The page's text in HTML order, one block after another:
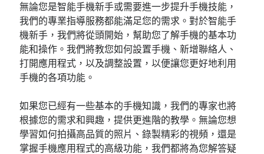
無論您是智能手機新手或需要進一步提升手機技能，
我們的專業指導服務都能滿足您的需求。對於智能手
機新手，我們將從頭開始，幫助您了解手機的基本功
能和操作。我們將教您如何設置手機、新增聯絡人、
打開應用程式，以及調整設置，以便讓您更好地利用
手機的各項功能。
如果您已經有一些基本的手機知識，我們的專家也將
根據您的需求和興趣，提供更進階的教學。無論您想
學習如何拍攝高品質的照片、錄製精彩的視頻，還是
掌握手機應用程式的高級功能，我們都將為您解答疑